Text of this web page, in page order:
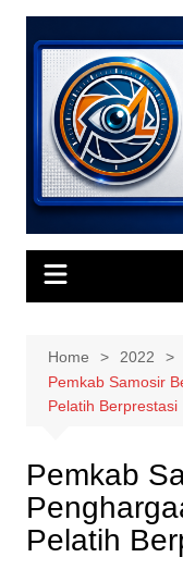
Skip
content
Home 2022
Pemkab Samosir
Pelatih Berprestasi
Pemkab
Pelatih